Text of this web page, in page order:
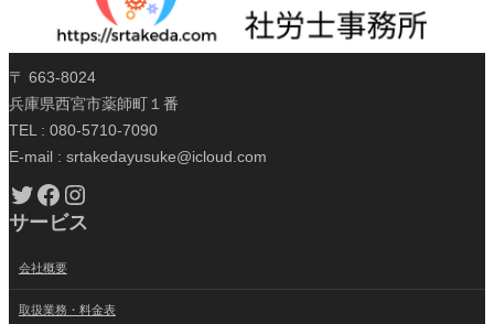
〒 663-8024
兵庫県西宮市薬師町１番
TEL : 080-5710-7090
E-mail : srtakedayusuke@icloud.com
Twitter Facebook Instagram
サービス
会社概要
取扱業務・料金表